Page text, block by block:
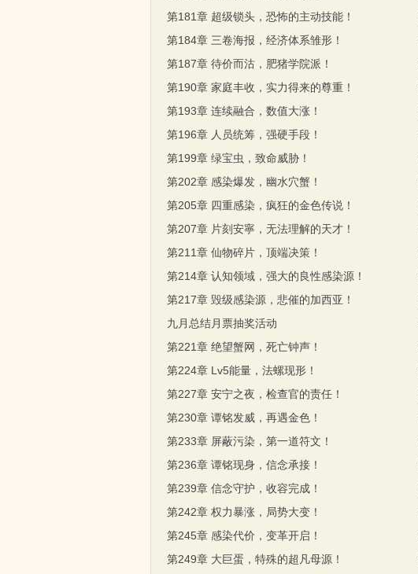
第181章 超级锁头，恐怖的主动技能！
第184章 三卷海报，经济体系雏形！
第187章 待价而沽，肥猪学院派！
第190章 家庭丰收，实力得来的尊重！
第193章 连续融合，数值大涨！
第196章 人员统筹，强硬手段！
第199章 绿宝虫，致命威胁！
第202章 感染爆发，幽水穴蟹！
第205章 四重感染，疯狂的金色传说！
第207章 片刻安寧，无法理解的天才！
第211章 仙物碎片，顶端决策！
第214章 认知领域，强大的良性感染源！
第217章 毁级感染源，悲催的加西亚！
九月总结月票抽奖活动
第221章 绝望蟹网，死亡钟声！
第224章 Lv5能量，法螺现形！
第227章 安宁之夜，检查官的责任！
第230章 谭铭发威，再遇金色！
第233章 屏蔽污染，第一道符文！
第236章 谭铭现身，信念承接！
第239章 信念守护，收容完成！
第242章 权力暴涨，局势大变！
第245章 感染代价，变革开启！
第249章 大巨蛋，特殊的超凡母源！